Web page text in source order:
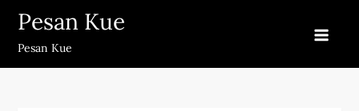
Skip
content
Pesan Kue
Pesan Kue